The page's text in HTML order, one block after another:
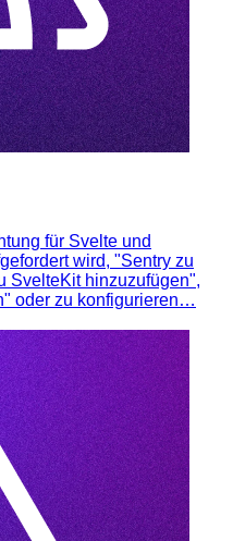
für Svelte und
wird, "Sentry zu
SvelteKit hinzuzufügen",
oder zu konfigurieren…